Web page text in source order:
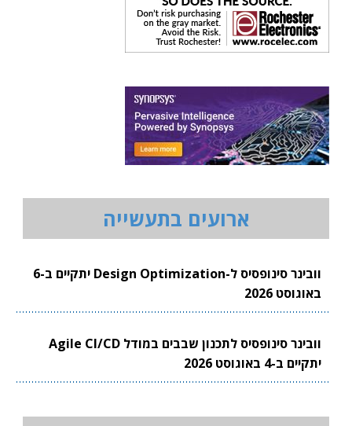
ארועים בתעשייה
וובינר סינופסיס ל-Design Optimization יתקיים ב-6
2026
וובינר סינופסיס לתכנון שבבים במודל Agile CI/CD
4 באוגוסט 2026